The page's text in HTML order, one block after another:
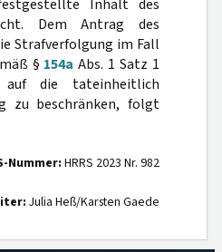
Inhalt des
Dem Antrag des
Strafverfolgung im Fall
§ 154a Abs. 1 Satz 1
die tateinheitlich
zu beschränken, folgt
Nummer: HRRS 2023 Nr. 982
Julia Heß/Karsten Gaede